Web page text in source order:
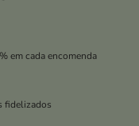
em cada encomenda
fidelizados